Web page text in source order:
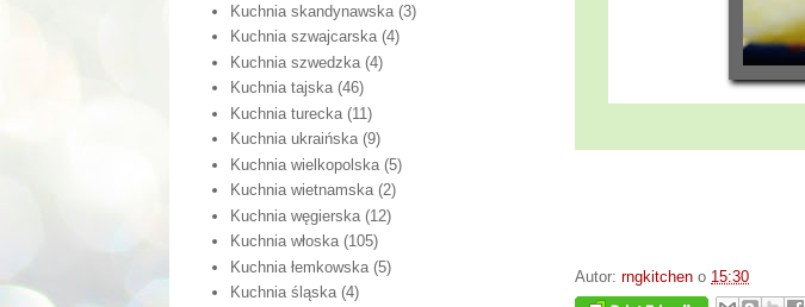
Autor: rngkitchen o 15:30
Kuchnia skandynawska (3)
Kuchnia szwajcarska (4)
Kuchnia szwedzka (4)
Kuchnia tajska (46)
Kuchnia turecka (11)
Kuchnia ukraińska (9)
Kuchnia wielkopolska (5)
Kuchnia wietnamska (2)
Kuchnia węgierska (12)
Kuchnia włoska (105)
Kuchnia łemkowska (5)
Kuchnia śląska (4)